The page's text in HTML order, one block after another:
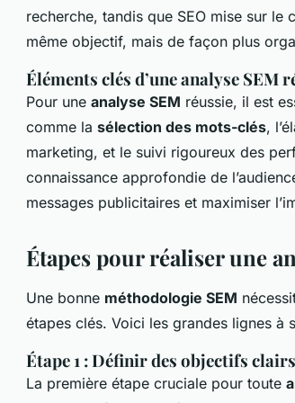
recherche, tandis que SEO mise sur
même objectif, mais de façon plus
Éléments clés d’une analyse SEM
Pour une analyse SEM réussie, il est
comme la sélection des mots-clés,
marketing, et le suivi rigoureux des
connaissance approfondie de
messages publicitaires et maximiser
Étapes pour réaliser une
Une bonne méthodologie SEM
étapes clés. Voici les grandes lignes à
Étape 1 : Définir des objectifs clairs
La première étape cruciale pour toute